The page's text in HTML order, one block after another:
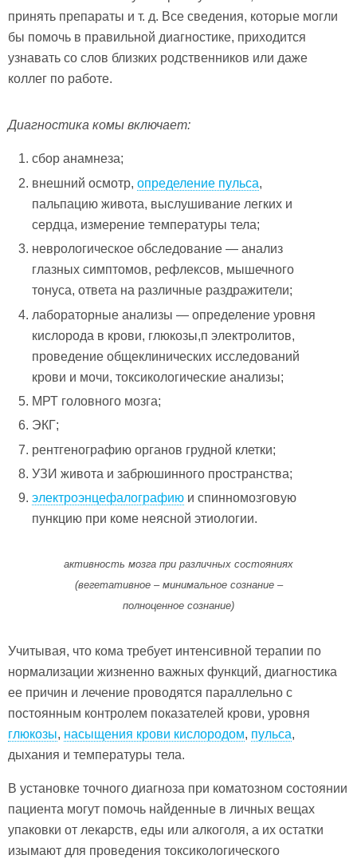
принять препараты и т. д. Все сведения, которые могли
бы помочь в правильной диагностике, приходится
узнавать со слов близких родственников или даже
коллег по работе.
Диагностика комы включает:
сбор анамнеза;
внешний осмотр,определение пульса,
пальпацию живота, выслушивание легких и
сердца, измерение температуры тела;
неврологическое обследование — анализ
глазных симптомов, рефлексов, мышечного
тонуса, ответа на различные раздражители;
лабораторные анализы — определение уровня
кислорода в крови, глюкозы,п электролитов,
проведение общеклинических исследований
крови и мочи, токсикологические анализы;
МРТ головного мозга;
ЭКГ;
рентгенографию органов грудной клетки;
УЗИ живота и забрюшинного пространства;
электроэнцефалографию и спинномозговую
пункцию при коме неясной этиологии.
активность мозга при различных состояниях
(вегетативное – минимальное сознание –
полноценное сознание)
Учитывая, что кома требует интенсивной терапии по
нормализации жизненно важных функций, диагностика
ее причин и лечение проводятся параллельно с
постоянным контролем показателей крови, уровня
глюкозы, насыщения крови кислородом, пульса,
дыхания и температуры тела.
В установке точного диагноза при коматозном состоянии
пациента могут помочь найденные в личных вещах
упаковки от лекарств, еды или алкоголя, а их остатки
изымают для проведения токсикологического